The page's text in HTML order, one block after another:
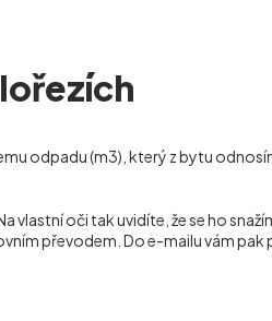
odpadu (m3), který z bytu
oči tak uvidíte, že se ho
převodem. Do e-mailu vám pak